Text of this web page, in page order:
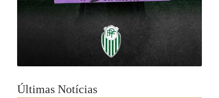
Últimas Notícias